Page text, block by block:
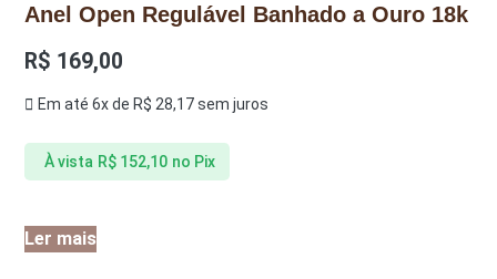
Anel Open Regulável Banhado a Ouro 18k
R$ 169,00
Em até 6x de R$ 28,17sem juros
À vista R$152,10 no Pix
Ler mais